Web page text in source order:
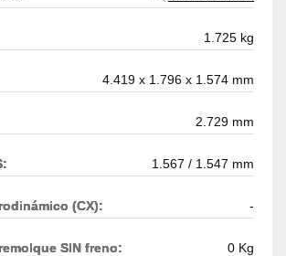
1.725 kg
4.419 x 1.796 x 1.574 mm
2.729 mm
1.567 / 1.547 mm
(CX): -
SIN freno: 0 Kg